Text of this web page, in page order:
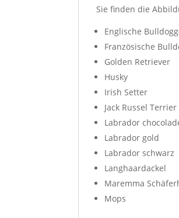
Sie finden die
Englische
Französische
Golden Retriever
Husky
Irish Setter
Jack Russel Terrier
Labrador
Labrador gold
Labrador schwarz
Langhaardackel
Maremma
Mops